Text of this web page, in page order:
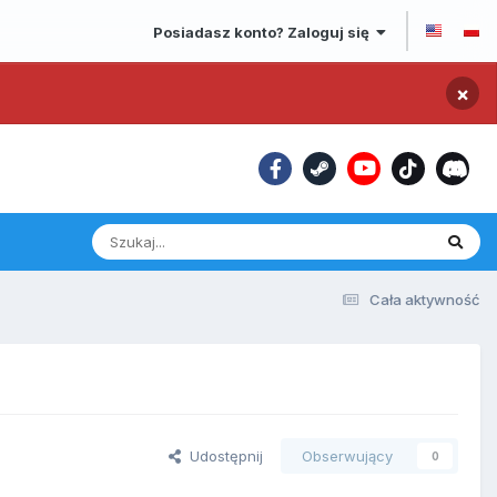
Posiadasz konto? Zaloguj się
×
Cała aktywność
Udostępnij Obserwujący 0